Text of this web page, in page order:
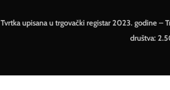
Tvrtka upisana u trgovački registar 2023. godine –
društva: